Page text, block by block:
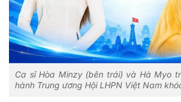
Ca sĩ Hòa Minzy (bên trái) và Hà Myo
hành Trung ương Hội LHPN Việt Nam